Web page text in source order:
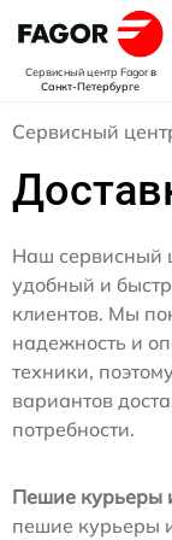
Сервисный центр Fagorв
Санкт-Петербурге
Сервисный
Наш сервисный
удобный и
клиентов. Мы
надежность и
техники,
вариантов
потребности.
Пешие курьеры
пешие курьеры